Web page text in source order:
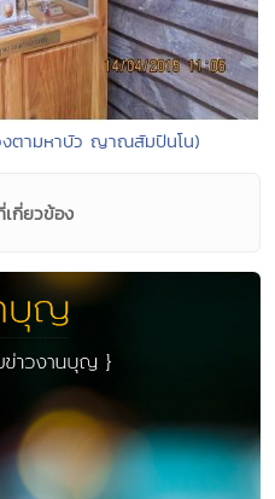
ตามหาบัว ญาณสัมปันโน)
กี่ยวข้อง